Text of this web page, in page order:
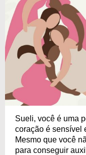
Sueli, você é uma
coração é sensível
Mesmo que você
para conseguir